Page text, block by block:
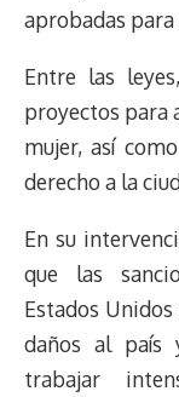
aprobadas para
Entre las
proyectos para
mujer, así
derecho a la
En su
que las
Estados
daños al país
trabajar